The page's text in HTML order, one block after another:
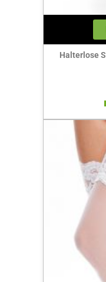
Halterlose